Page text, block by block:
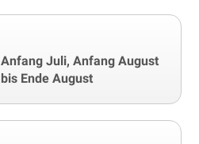
Anfang Juli, Anfang August
bis Ende August